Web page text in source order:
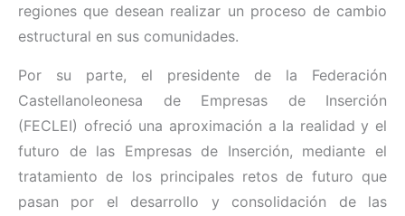
regiones que desean realizar un proceso de cambio
estructural en sus comunidades.
Por su parte, el presidente de la Federación
Castellanoleonesa de Empresas de Inserción
(FECLEI) ofreció una aproximación a la realidad y el
futuro de las Empresas de Inserción, mediante el
tratamiento de los principales retos de futuro que
pasan por el desarrollo y consolidación de las